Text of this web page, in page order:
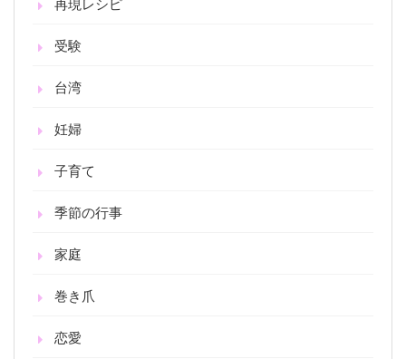
再現レシピ
受験
台湾
妊婦
子育て
季節の行事
家庭
巻き爪
恋愛